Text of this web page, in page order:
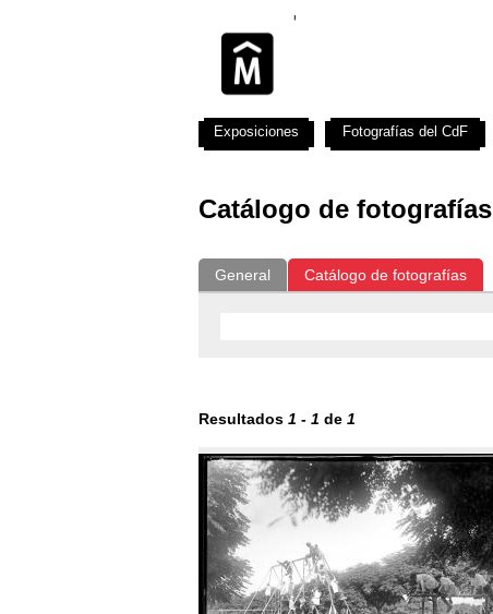
Catálogo de fotografías
General Catálogo de fotografías
Resultados 1 - 1 de 1
Exposiciones Fotografías del CdF